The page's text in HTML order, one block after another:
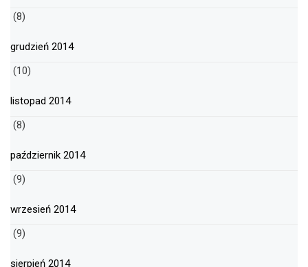
(8)
grudzień 2014
(10)
listopad 2014
(8)
październik 2014
(9)
wrzesień 2014
(9)
sierpień 2014